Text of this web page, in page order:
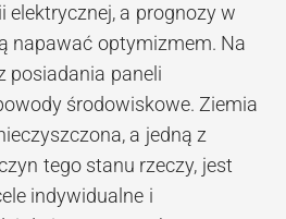
elektrycznej, a prognozy w
napawać optymizmem. Na
posiadania paneli
środowiskowe. Ziemia
a jedną z
tego stanu rzeczy, jest
indywidualne i